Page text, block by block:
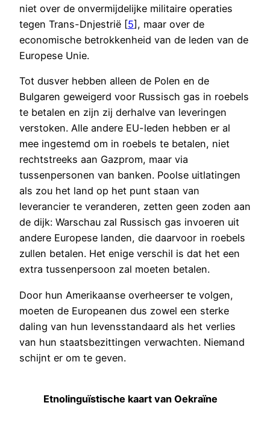
niet over de onvermijdelijke militaire operaties
tegen Trans-Dnjestrië [5], maar over de
economische betrokkenheid van de leden van de
Europese Unie.
Tot dusver hebben alleen de Polen en de
Bulgaren geweigerd voor Russisch gas in roebels
te betalen en zijn zij derhalve van leveringen
verstoken. Alle andere EU-leden hebben er al
mee ingestemd om in roebels te betalen, niet
rechtstreeks aan Gazprom, maar via
tussenpersonen van banken. Poolse uitlatingen
als zou het land op het punt staan van
leverancier te veranderen, zetten geen zoden aan
de dijk: Warschau zal Russisch gas invoeren uit
andere Europese landen, die daarvoor in roebels
zullen betalen. Het enige verschil is dat het een
extra tussenpersoon zal moeten betalen.
Door hun Amerikaanse overheerser te volgen,
moeten de Europeanen dus zowel een sterke
daling van hun levensstandaard als het verlies
van hun staatsbezittingen verwachten. Niemand
schijnt er om te geven.
Etnolinguïstische kaart van Oekraïne